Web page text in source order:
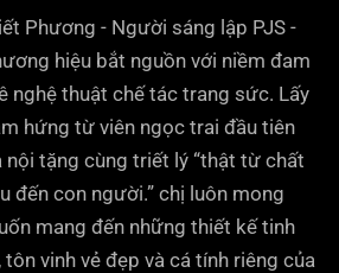
Phương - Người sáng lập PJS -
hiệu bắt nguồn với niềm đam
nghệ thuật chế tác trang sức. Lấy
hứng từ viên ngọc trai đầu tiên
nội tặng cùng triết lý “thật từ chất
đến con người.” chị luôn mong
mang đến những thiết kế tinh
tôn vinh vẻ đẹp và cá tính riêng của